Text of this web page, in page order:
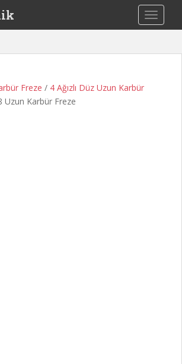
Freze / 4 Ağızlı Düz Uzun Karbür
Uzun Karbür Freze